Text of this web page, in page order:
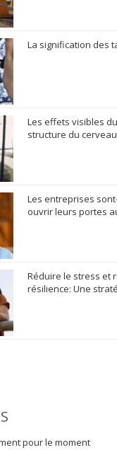
La signification des
Les effets visibles
structure du
Les entreprises
ouvrir leurs portes
Réduire le stress et
résilience: Une
pour le moment